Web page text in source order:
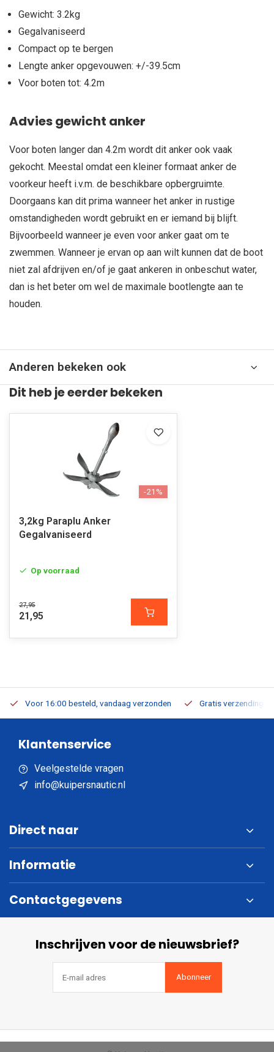
Gewicht: 3.2kg
Gegalvaniseerd
Compact op te bergen
Lengte anker opgevouwen: +/-39.5cm
Voor boten tot: 4.2m
Advies gewicht anker
Voor boten langer dan 4.2m wordt dit anker ook vaak
gekocht. Meestal omdat een kleiner formaat anker de
voorkeur heeft i.v.m. de beschikbare opbergruimte.
Doorgaans kan dit prima wanneer het anker in rustige
omstandigheden wordt gebruikt en er iemand bij blijft.
Bijvoorbeeld wanneer je even voor anker gaat om te
zwemmen. Wanneer je ervan op aan wilt kunnen dat de boot
niet zal afdrijven en/of je gaat ankeren in onbeschut water,
dan is het beter om wel de maximale bootlengte aan te
houden.
Anderen bekeken ook
Dit heb je eerder bekeken
-21%
3,2kg Paraplu Anker
Gegalvaniseerd
Op voorraad
27,95
21,95
Voor 16:00 besteld, vandaag verzonden Gratis verzending
Klantenservice
Veelgestelde vragen
info@kuipersnautic.nl
Direct naar
Informatie
Contactgegevens
Inschrijven voor de nieuwsbrief?
Abonneer